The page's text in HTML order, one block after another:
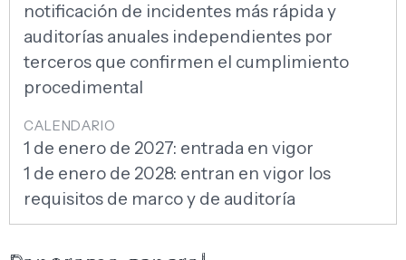
notificación de incidentes más rápida y
auditorías anuales independientes por
terceros que confirmen el cumplimiento
procedimental
1 de enero de 2027: entrada en vigor
1 de enero de 2028: entran en vigor los
requisitos de marco y de auditoría